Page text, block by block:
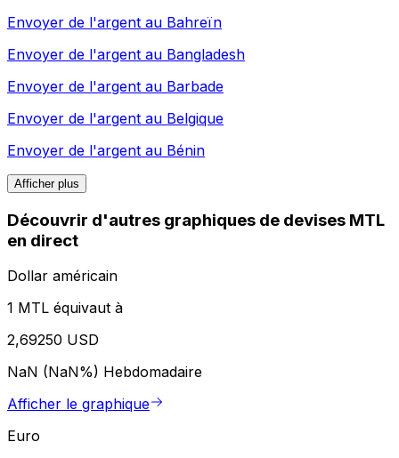
Envoyer de l'argent au Bahreïn
Envoyer de l'argent au Bangladesh
Envoyer de l'argent au Barbade
Envoyer de l'argent au Belgique
Envoyer de l'argent au Bénin
Afficher plus
Découvrir d'autres graphiques de devises MTL
en direct
Dollar américain
1 MTL équivaut à
2,69250 USD
NaN (NaN%) Hebdomadaire
Afficher le graphique
Euro